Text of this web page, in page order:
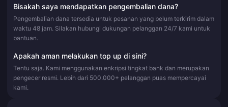
Bisakah saya mendapatkan pengembalian dana?
Pengembalian dana tersedia untuk pesanan yang belum terkirim dalam
waktu 48 jam. Silakan hubungi dukungan pelanggan 24/7 kami untuk
bantuan.
Apakah aman melakukan top up di sini?
Tentu saja. Kami menggunakan enkripsi tingkat bank dan merupakan
pengecer resmi. Lebih dari 500.000+ pelanggan puas mempercayai
kami.